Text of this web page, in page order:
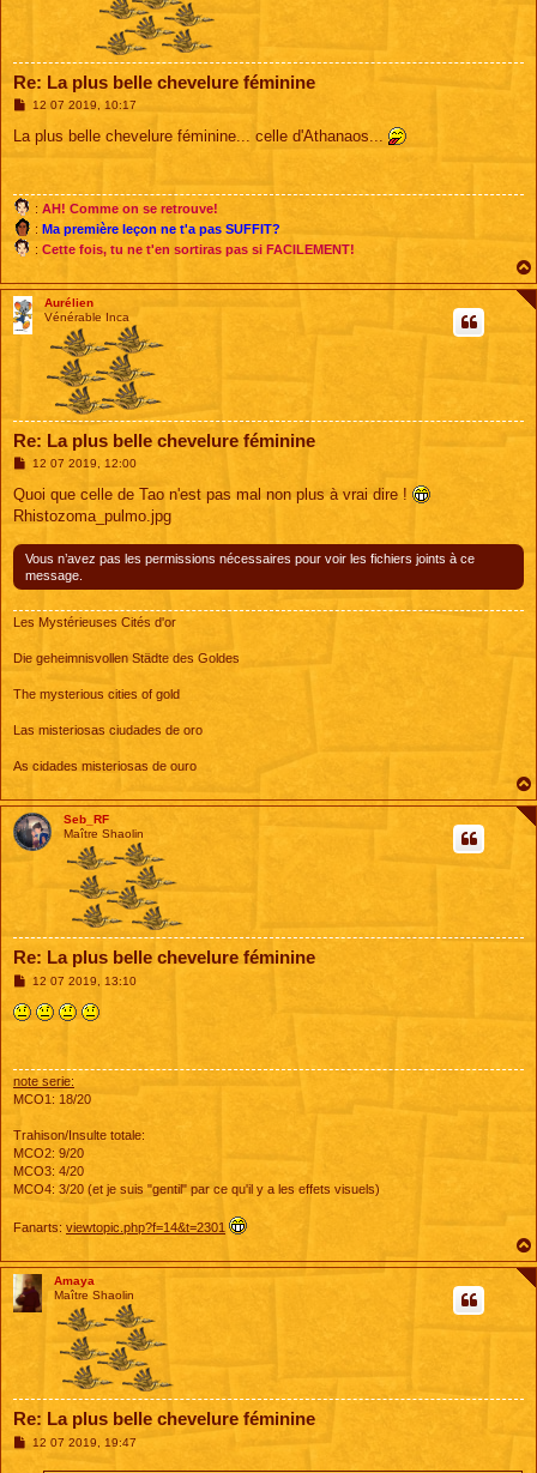
Re: La plus belle chevelure féminine
M
s
12 07 2019, 10:17
La plus belle chevelure féminine... celle d'Athanaos...
: AH! Comme on se retrouve!
: Ma première leçon ne t'a pas SUFFIT?
: Cette fois, tu ne t'en sortiras pas si FACILEMENT!
Aurélien
Vénérable Inca
Re: La plus belle chevelure féminine
M
s
a
e
12 07 2019, 12:00
Quoi que celle de Tao n'est pas mal non plus à vrai dire !
Rhistozoma_pulmo.jpg
Vous n’avez pas les permissions nécessaires pour voir les fichiers joints à ce
message.
Les Mystérieuses Cités d'or
Die geheimnisvollen Städte des Goldes
The mysterious cities of gold
Las misteriosas ciudades de oro
As cidades misteriosas de ouro
Seb_RF
Maître Shaolin
Re: La plus belle chevelure féminine
M
s
s
12 07 2019, 13:10
note serie:
MCO1: 18/20
Trahison/Insulte totale:
MCO2: 9/20
MCO3: 4/20
MCO4: 3/20 (et je suis "gentil" par ce qu'il y a les effets visuels)
Fanarts: viewtopic.php?f=14&t=2301
Amaya
Maître Shaolin
Re: La plus belle chevelure féminine
M12 07 2019, 19:47